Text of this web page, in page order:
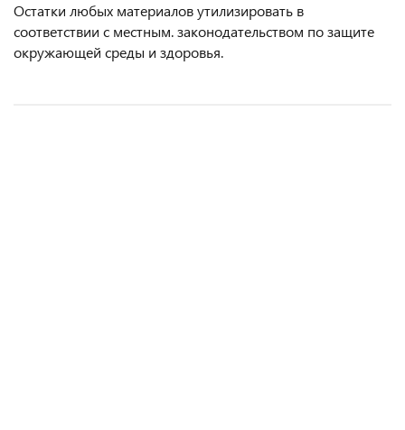
Остатки любых материалов утилизировать в
соответствии с местным. законодательством по защите
окружающей среды и здоровья.